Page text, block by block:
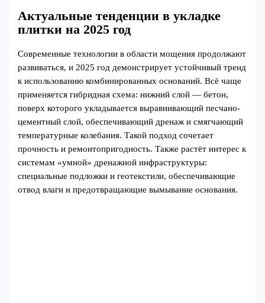
Актуальные тенденции в укладке
плитки на 2025 год
Современные технологии в области мощения продолжают
развиваться, и 2025 год демонстрирует устойчивый тренд
к использованию комбинированных оснований. Всё чаще
применяется гибридная схема: нижний слой — бетон,
поверх которого укладывается выравнивающий песчано-
цементный слой, обеспечивающий дренаж и смягчающий
температурные колебания. Такой подход сочетает
прочность и ремонтопригодность. Также растёт интерес к
системам «умной» дренажной инфраструктуры:
специальные подложки и геотекстили, обеспечивающие
отвод влаги и предотвращающие вымывание основания.